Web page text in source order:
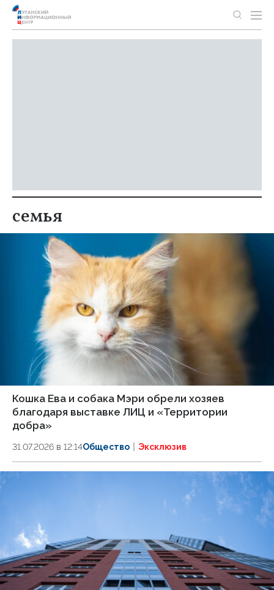
семья
Кошка Ева и собака Мэри обрели хозяев
благодаря выставке ЛИЦ и «Территории
добра»
31.07.2026 в 12:14Общество Эксклюзив